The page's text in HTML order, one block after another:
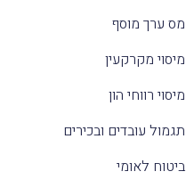
מס ערך מוסף
מיסוי מקרקעין
מיסוי רווחי הון
תגמול עובדים ובכירים
ביטוח לאומי